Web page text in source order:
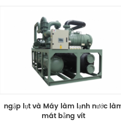
ngưng và thiết bị bay hơi, và được trang bị
thương hiệu Kiểm soát điện Thành phần, có
được sử dụng rộng rãi trong các ngành công
nghiệp khác nhau.
ngập lụt và Máy làm lạnh nước
mát bằng vít